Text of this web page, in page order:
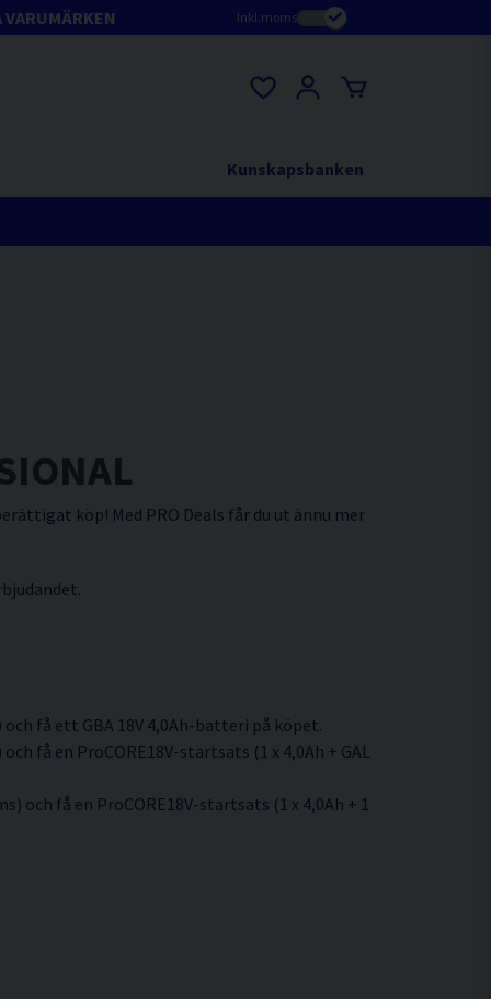
Inkl.moms
Kunskapsbanken
köp! Med PRO Deals får du ut ännu mer
och få ett GBA 18V 4,0Ah-batteri på köpet.
få en ProCORE18V-startsats (1 x 4,0Ah + GAL
och få en ProCORE18V-startsats (1 x 4,0Ah + 1